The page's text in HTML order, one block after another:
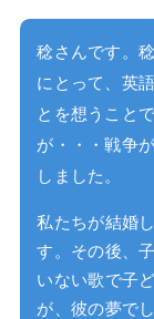
稔さんです。
にとって、英
とを想うこと
が・・・戦争
しました。
私たちが結婚
す。その後、
いない歌で子
が、彼の夢で